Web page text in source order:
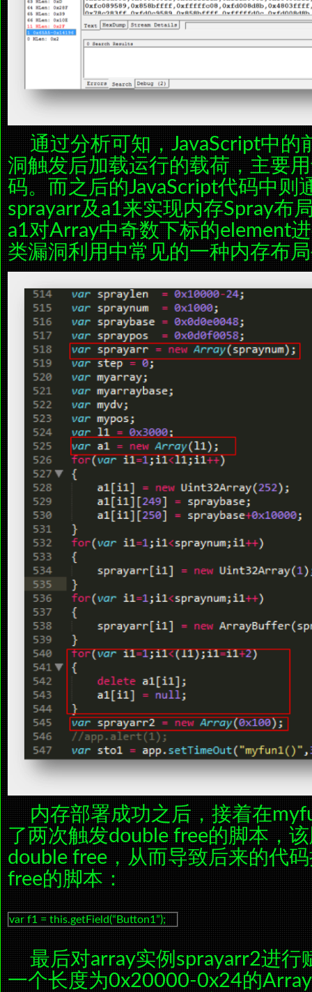
通过分析可知，JavaScript中的
洞触发后加载运行的载荷，主要
码。而之后的JavaScript代码中则
sprayarr及a1来实现内存Spray布
a1对Array中奇数下标的element
类漏洞利用中常见的一种内存布
内存部署成功之后，接着在
了两次触发double free的脚本，
double free，从而导致后来的代
free的脚本：
var f1 = this.getField(“Button1”);
最后对array实例sprayarr2进行
一个长度为0x20000-0x24的